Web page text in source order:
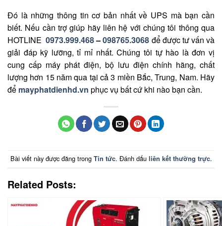
Đó là những thông tin cơ bản nhất về UPS mà bạn cần
biết. Nếu cần trợ giúp hãy liên hệ với chúng tôi thông qua
HOTLINE0973.999.468–098765.3068 để được tư vấn và
giải đáp kỹ lưỡng, tỉ mỉ nhất. Chúng tôi tự hào là đơn vị
cung cấp máy phát điện, bộ lưu điện chính hãng, chất
lượng hơn 15 năm qua tại cả 3 miền Bắc, Trung, Nam. Hãy
để mayphatdienhd.vn phục vụ bất cứ khi nào bạn cần.
Bài viết này được đăng trong Tin tức. Đánh dấu liên kết thường trực.
Related Posts: